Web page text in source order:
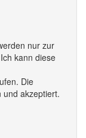
nur zur
kann diese
Die
und akzeptiert.